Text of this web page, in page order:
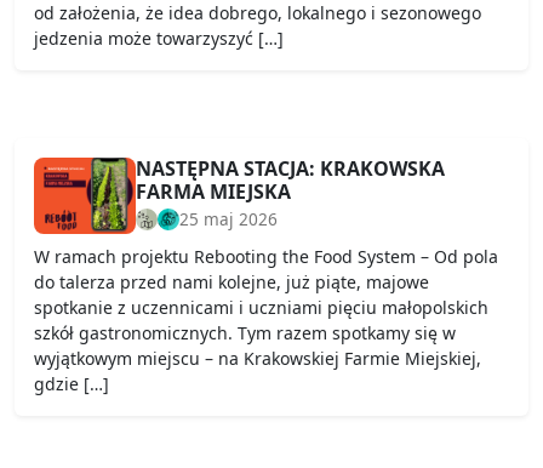
od założenia, że idea dobrego, lokalnego i sezonowego
jedzenia może towarzyszyć […]
NASTĘPNA STACJA: KRAKOWSKA
FARMA MIEJSKA
25 maj 2026
W ramach projektu Rebooting the Food System – Od pola
do talerza przed nami kolejne, już piąte, majowe
spotkanie z uczennicami i uczniami pięciu małopolskich
szkół gastronomicznych. Tym razem spotkamy się w
wyjątkowym miejscu – na Krakowskiej Farmie Miejskiej,
gdzie […]